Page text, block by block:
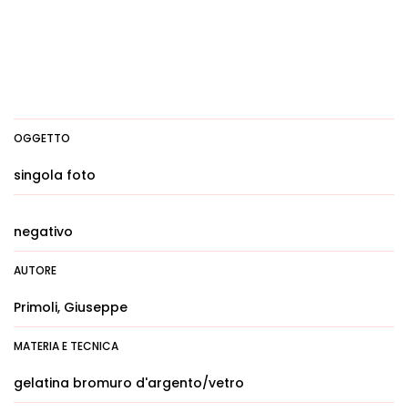
OGGETTO
singola foto
negativo
AUTORE
Primoli, Giuseppe
MATERIA E TECNICA
gelatina bromuro d'argento/vetro